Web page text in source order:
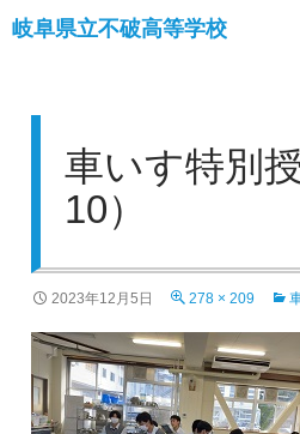
岐阜県立不破高等学校
検
索
車いす特別
10）
2023年12月5日 278 × 209